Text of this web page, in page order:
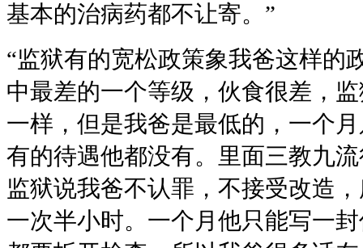
基本的治病药都不让寄。”
“监狱有的宽松政策象我爸这样的
中最差的一个等级，伙食很差，
一样，但是我爸是最低的，一个
有的待遇他都没有。里面三教九流
监狱说我爸不认罪，不接受改造
一次半小时。一个月他只能写一